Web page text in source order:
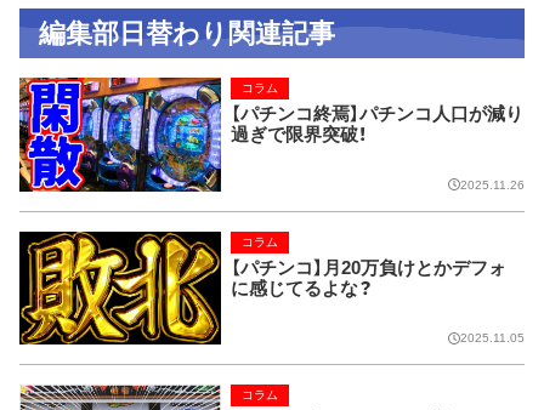
編集部日替わり関連記事
【パチンコ終焉】パチンコ人口が減り
過ぎで限界突破！
コラム
2025.11.26
【パチンコ】月20万負けとかデフォ
に感じてるよな？
コラム
2025.11.05
コラム